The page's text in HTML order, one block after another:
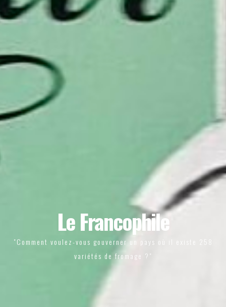
Le Francophile
"Comment voulez-vous gouverner un pays où il existe 258
variétés de fromage ?"